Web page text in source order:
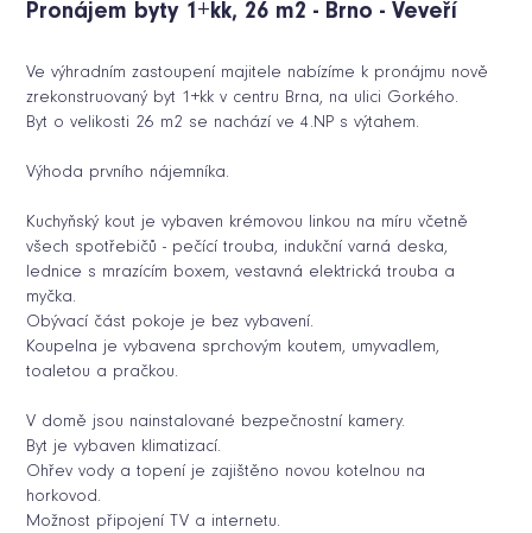
Pronájem byty 1+kk, 26 m2 - Brno - Veveří
Ve výhradním zastoupení majitele nabízíme k pronájmu nově
zrekonstruovaný byt 1+kk v centru Brna, na ulici Gorkého.
Byt o velikosti 26 m2 se nachází ve 4.NP s výtahem.
Výhoda prvního nájemníka.
Kuchyňský kout je vybaven krémovou linkou na míru včetně
všech spotřebičů - pečící trouba, indukční varná deska,
lednice s mrazícím boxem, vestavná elektrická trouba a
myčka.
Obývací část pokoje je bez vybavení.
Koupelna je vybavena sprchovým koutem, umyvadlem,
toaletou a pračkou.
V domě jsou nainstalované bezpečnostní kamery.
Byt je vybaven klimatizací.
Ohřev vody a topení je zajištěno novou kotelnou na
horkovod.
Možnost připojení TV a internetu.